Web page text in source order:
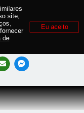
site,
de
Eu aceito